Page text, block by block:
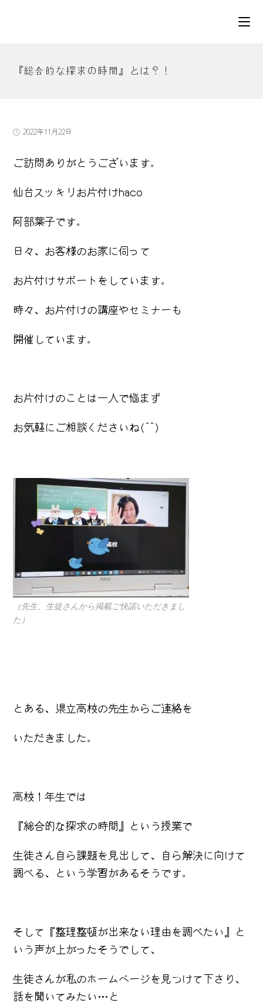
『総合的な探求の時間』とは？！
投
開
2022年11月22日
ご訪問ありがとうございます。
仙台スッキリお片付けhaco
阿部葉子です。
日々、お客様のお家に伺って
お片付けサポートをしています。
時々、お片付けの講座やセミナーも
開催しています。
お片付けのことは一人で悩まず
お気軽にご相談くださいね(^^)
（先生、生徒さんから掲載ご快諾いただきまし
た）
とある、県立高校の先生からご連絡を
いただきました。
高校１年生では
『総合的な探求の時間』という授業で
生徒さん自ら課題を見出して、自ら解決に向けて
調べる、という学習があるそうです。
そして『整理整頓が出来ない理由を調べたい』と
いう声が上がったそうでして、
生徒さんが私のホームページを見つけて下さり、
話を聞いてみたい…と